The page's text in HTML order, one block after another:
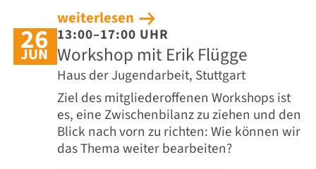
weiterlesen
26
JUN
13:00–17:00 UHR
Workshop mit Erik Flügge
Haus der Jugendarbeit, Stuttgart
Ziel des mitgliederoffenen Workshops ist
es, eine Zwischenbilanz zu ziehen und den
Blick nach vorn zu richten: Wie können wir
das Thema weiter bearbeiten?